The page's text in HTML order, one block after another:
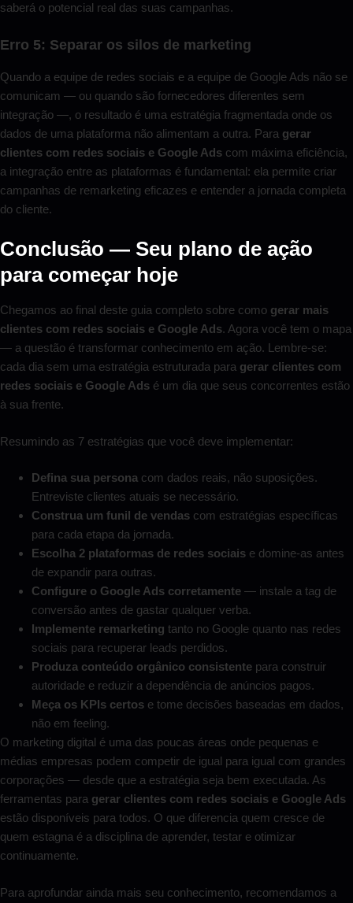
saberá o potencial real das suas campanhas.
Erro 5: Separar os silos de marketing
Quando a equipe de redes sociais e a equipe de Google Ads não se
comunicam — ou quando são fornecedores diferentes sem
integração —, o resultado é uma estratégia fragmentada onde os
dados de uma plataforma não alimentam a outra. Para gerar
clientes com redes sociais e Google Ads com máxima eficiência,
a integração entre as plataformas é fundamental: ela permite criar
campanhas de remarketing eficazes e entender a jornada completa
do cliente.
Conclusão — Seu plano de ação
para começar hoje
Chegamos ao final deste guia completo sobre como gerar mais
clientes com redes sociais e Google Ads. Agora você tem o mapa
— a questão é transformar conhecimento em ação. Lembre-se:
cada dia sem uma estratégia estruturada para gerar clientes com
redes sociais e Google Ads é um dia que seus concorrentes estão
à sua frente.
Resumindo as 7 estratégias que você deve implementar:
Defina sua persona com dados reais, não suposições.
Entreviste clientes atuais se necessário.
Construa um funil de vendas com estratégias específicas
para cada etapa da jornada.
Escolha 2 plataformas de redes sociais e domine-as antes
de expandir para outras.
Configure o Google Ads corretamente — instale a tag de
conversão antes de gastar qualquer verba.
Implemente remarketing tanto no Google quanto nas redes
sociais para recuperar leads perdidos.
Produza conteúdo orgânico consistente para construir
autoridade e reduzir a dependência de anúncios pagos.
Meça os KPIs certos e tome decisões baseadas em dados,
não em feeling.
O marketing digital é uma das poucas áreas onde pequenas e
médias empresas podem competir de igual para igual com grandes
corporações — desde que a estratégia seja bem executada. As
ferramentas para gerar clientes com redes sociais e Google Ads
estão disponíveis para todos. O que diferencia quem cresce de
quem estagna é a disciplina de aprender, testar e otimizar
continuamente.
Para aprofundar ainda mais seu conhecimento, recomendamos a